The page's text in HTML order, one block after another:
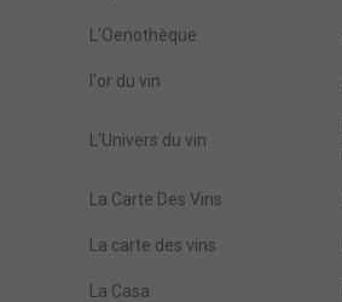
L'Oenothèque
l'or du vin
L'Univers du vin
La Carte Des Vins
La carte des vins
La Casa